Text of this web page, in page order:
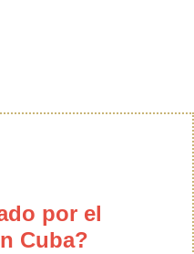
por el
Cuba?